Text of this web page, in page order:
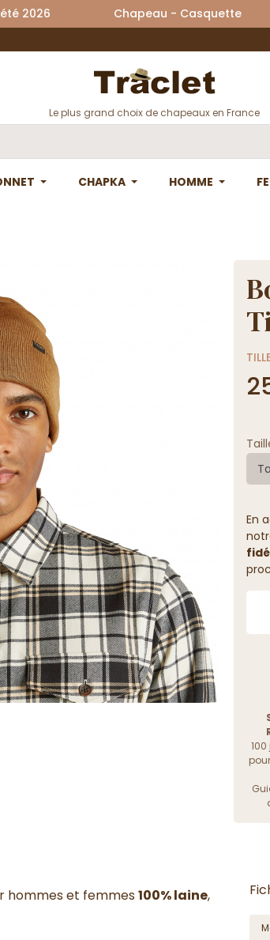
été 2026 Chapeau -
Le plus grand choix de chapeaux en France
CHAPKA HOMME
En
hommes et femmes100% laine,